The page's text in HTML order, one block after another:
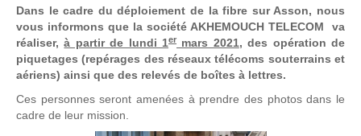
Dans le cadre du déploiement de la fibre sur Asson, nous
vous informons que la société AKHEMOUCH TELECOM va
réaliser,à partir de lundi 1er mars 2021, des opération de
piquetages (repérages des réseaux télécoms souterrains et
aériens) ainsi que des relevés de boîtes à lettres.
Ces personnes seront amenées à prendre des photos dans le
cadre de leur mission.